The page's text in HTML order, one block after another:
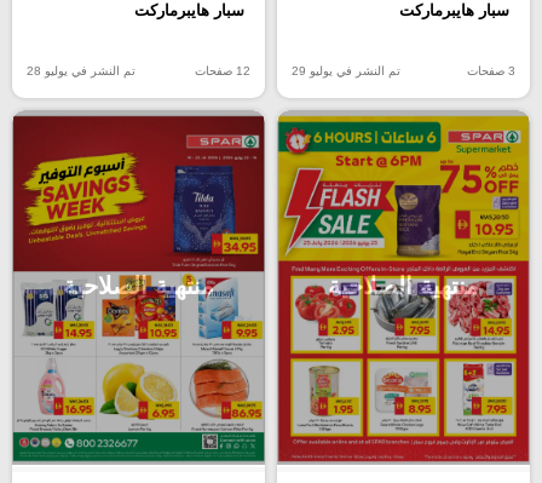
سبار هايبرماركت
3 صفحات تم النشر في يوليو 29
سبار هايبرماركت
12 صفحات تم النشر في يوليو 28
منتهية الصلاحية منتهية الصلاحية